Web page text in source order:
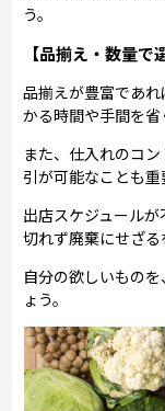
う。
【品揃え・数量で
品揃えが豊富であ
かる時間や手間を省
また、仕入れのコ
引が可能なことも重
出店スケジュール
切れず廃棄にせざる
自分の欲しいもの
ょう。